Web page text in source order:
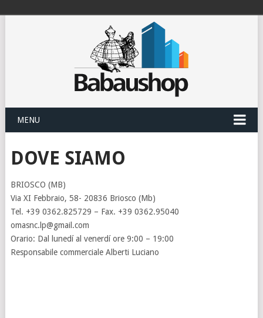
MENU
DOVE SIAMO
BRIOSCO (MB)
Via XI Febbraio, 58- 20836 Briosco (Mb)
Tel. +39 0362.825729 – Fax. +39 0362.95040
omasnc.lp@gmail.com
Orario: Dal lunedí al venerdí ore 9:00 – 19:00
Responsabile commerciale Alberti Luciano